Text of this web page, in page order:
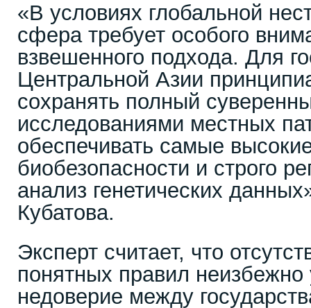
«В условиях глобальной
сфера требует особого
взвешенного подхода. Для
Центральной Азии
сохранять полный
исследованиями местных
обеспечивать самые
биобезопасности и строго
анализ генетических
Кубатова.
Эксперт считает, что
понятных правил неизбежно
недоверие между